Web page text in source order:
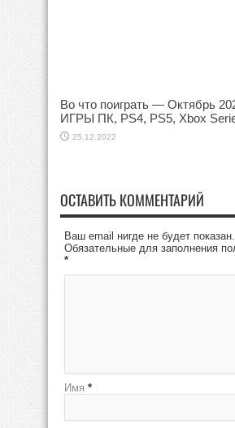
Во что поиграть — Октябрь
ИГРЫ ПК, PS4, PS5, Xbox
25.12.2022
ОСТАВИТЬ КОММЕНТАРИЙ
Ваш email нигде не будет показан.
Обязательные для заполнения
*
Имя *